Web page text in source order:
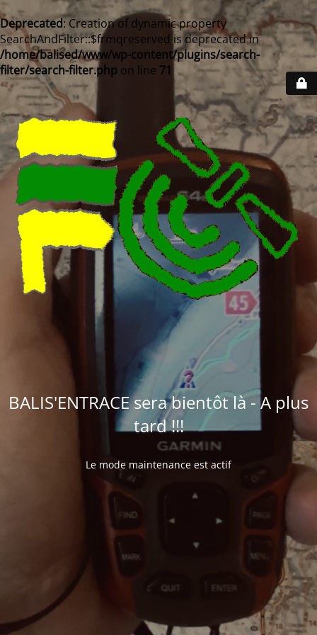
Deprecated: Creation of dynamic property
SearchAndFilter::$frmqreserved is deprecated in
/home/balised/www/wp-content/plugins/search-
filter/search-filter.php on line 71
BALIS'ENTRACE sera bientôt là - A plus
tard !!!
Le mode maintenance est actif